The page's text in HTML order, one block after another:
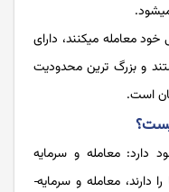
معامله می­کنند، دارای
و بزرگ ترین محدودیت
است.
دارد: معامله و سرمایه
گذاری. در حالی که آن­ها برخی از شباهت­ها را دارند، معامله و سرمایه‌­